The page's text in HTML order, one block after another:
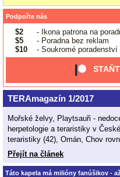
Podpořte nás
$2
- Ikona patrona na
$5
- Poradna bez reklam
$10
- Soukromé poradenství
TERAmagazín 1/2017
Mořské želvy, Playtsauři -
herpetologie a teraristiky v
teraristiky (42), Omán, Chov
Přejít na článek
Táto kapela má milióny fanúšikov -